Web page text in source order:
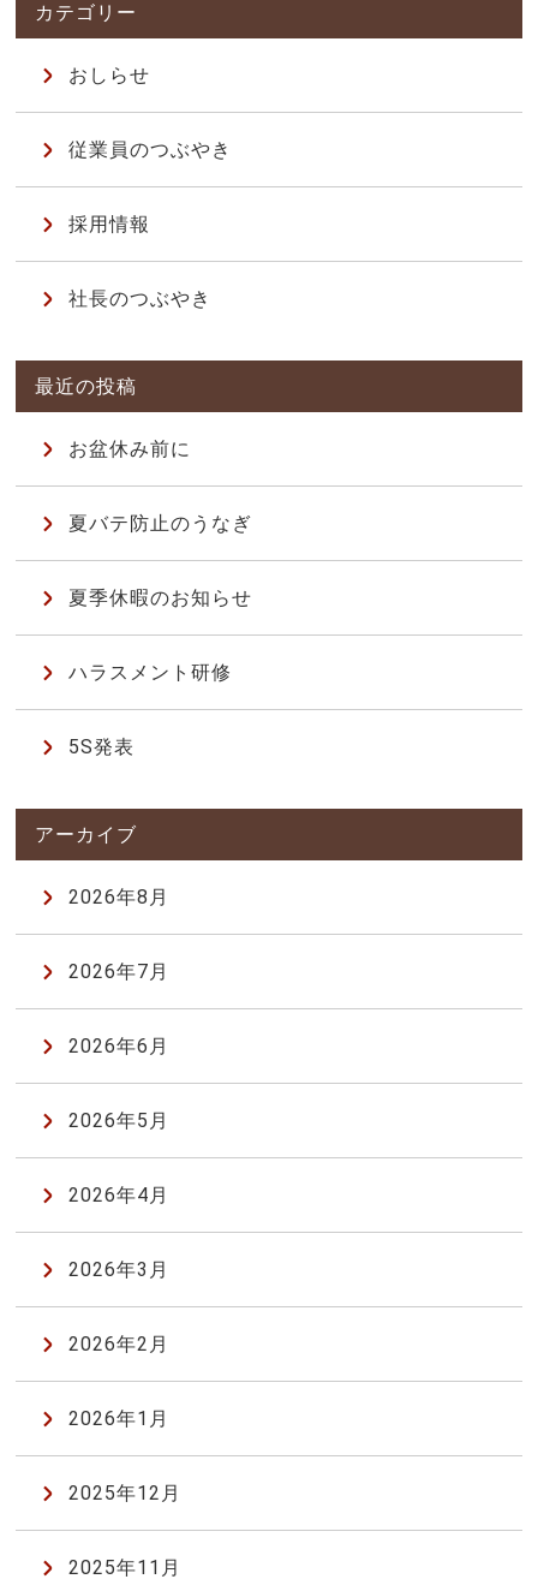
おしらせ
従業員のつぶやき
採用情報
社長のつぶやき
お盆休み前に
夏バテ防止のうなぎ
夏季休暇のお知らせ
ハラスメント研修
5S発表
2026年8月
2026年7月
2026年6月
2026年5月
2026年4月
2026年3月
2026年2月
2026年1月
2025年12月
2025年11月